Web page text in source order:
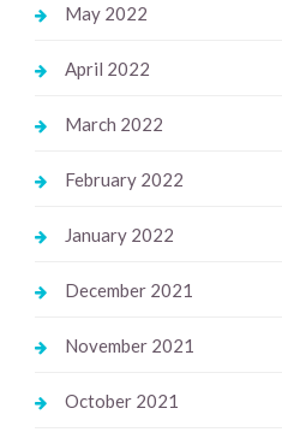
May 2022
April 2022
March 2022
February 2022
January 2022
December 2021
November 2021
October 2021